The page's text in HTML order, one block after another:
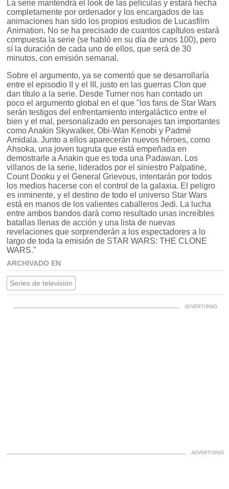
La serie mantendrá el look de las películas y estará hecha
completamente por ordenador y los encargados de las
animaciones han sido los propios estudios de Lucasfilm
Animation. No se ha precisado de cuantos capítulos estará
compuesta la serie (se habló en su día de unos 100), pero
sí la duración de cada uno de ellos, que será de 30
minutos, con emisión semanal.
Sobre el argumento, ya se comentó que se desarrollaría
entre el episodio II y el III, justo en las guerras Clon que
dan título a la serie. Desde Turner nos han contado un
poco el argumento global en el que "los fans de Star Wars
serán testigos del enfrentamiento intergaláctico entre el
bien y el mal, personalizado en personajes tan importantes
como Anakin Skywalker, Obi-Wan Kenobi y Padmé
Amidala. Junto a ellos aparecerán nuevos héroes, como
Ahsoka, una joven tugruta que está empeñada en
demostrarle a Anakin que es toda una Padawan. Los
villanos de la serie, liderados por el siniestro Palpatine,
Count Dooku y el General Grievous, intentarán por todos
los medios hacerse con el control de la galaxia. El peligro
es inminente, y el destino de todo el universo Star Wars
está en manos de los valientes caballeros Jedi. La lucha
entre ambos bandos dará como resultado unas increíbles
batallas llenas de acción y una lista de nuevas
revelaciones que sorprenderán a los espectadores a lo
largo de toda la emisión de STAR WARS: THE CLONE
WARS."
ARCHIVADO EN
Series de televisión